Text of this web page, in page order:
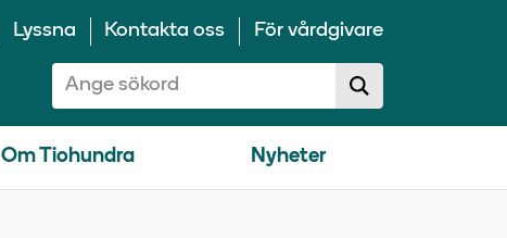
Lyssna Kontakta oss För vårdgivare
Sök på 10100:
sökförslag
Sök
Om Tiohundra Nyheter